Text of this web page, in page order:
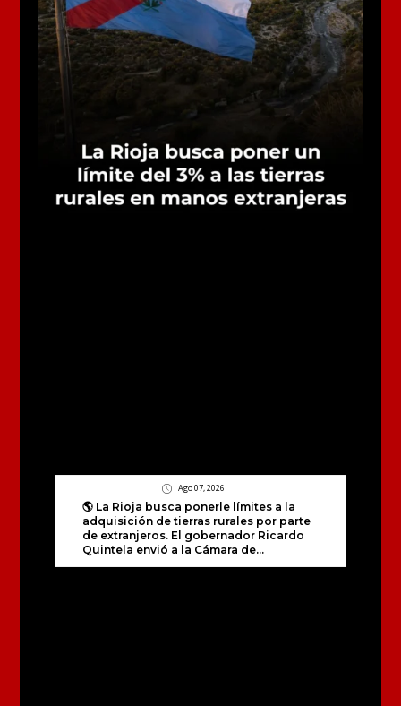
Ago 07, 2026
🌎 La Rioja busca ponerle límites a la
adquisición de tierras rurales por parte
de extranjeros. El gobernador Ricardo
Quintela envió a la Cámara de...